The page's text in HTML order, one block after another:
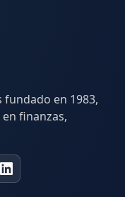
en 1983,
finanzas,